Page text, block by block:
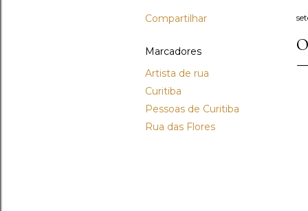
Compartilhar
Marcadores
Artista de rua
Curitiba
Pessoas de Curitiba
Rua das Flores